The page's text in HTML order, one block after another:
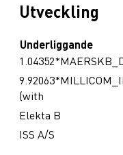
Utveckling
Underliggande
(with
Elekta B
ISS A/S